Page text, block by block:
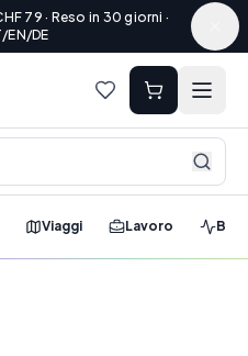
79 · Reso in 30 giorni ·
DE
Viaggi Lavoro